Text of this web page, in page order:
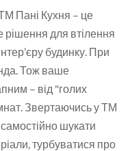
Пані Кухня – це
для втілення
будинку. При
Тож ваше
– від "голих
Звертаючись у ТМ
шукати
турбуватися про